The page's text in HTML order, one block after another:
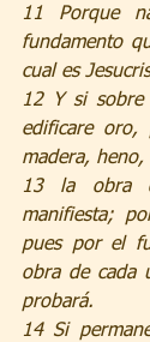
11 Porque
fundamento
cual es
12 Y si sobre
edificare oro,
madera, heno,
13 la obra
manifiesta;
pues por el
obra de cada
probará.
14 Si